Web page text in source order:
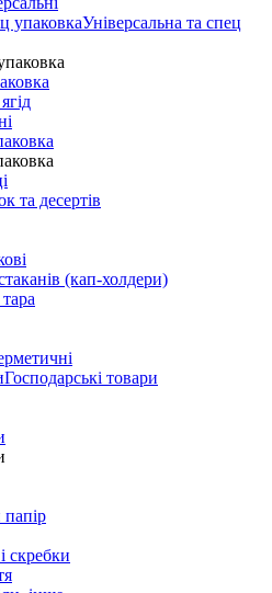
Універсальна та спец
та десертів
(кап-холдери)
Господарські товари
скребки